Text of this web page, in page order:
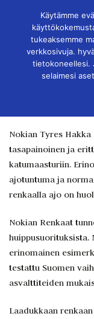
NOKIAN
Nokian Tyres
tasapainoinen ja
katumaasturiin.
ajotuntuma ja
renkaalla ajo on
Nokian Renkaat
huippusuorituksista.
erinomainen
testattu Suomen
asvalttiteiden
Laadukkaan
Käytämme
tukeaksemme
verkkosivuja.
tietokoneellesi.
selaimesi